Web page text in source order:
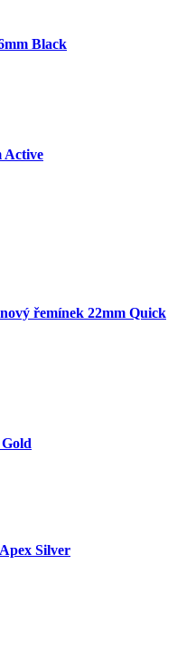
Black
Active
řemínek 22mm Quick
Silver